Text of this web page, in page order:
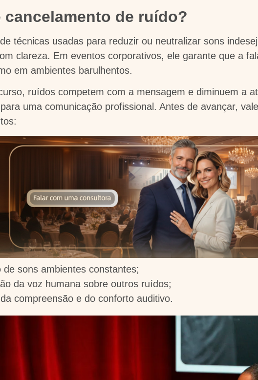
cancelamento de ruído?
técnicas usadas para reduzir ou neutralizar sons
clareza. Em eventos corporativos, ele garante que a
em ambientes barulhentos.
ruídos competem com a mensagem e diminuem a
uma comunicação profissional. Antes de avançar,
de sons ambientes constantes;
da voz humana sobre outros ruídos;
compreensão e do conforto auditivo.